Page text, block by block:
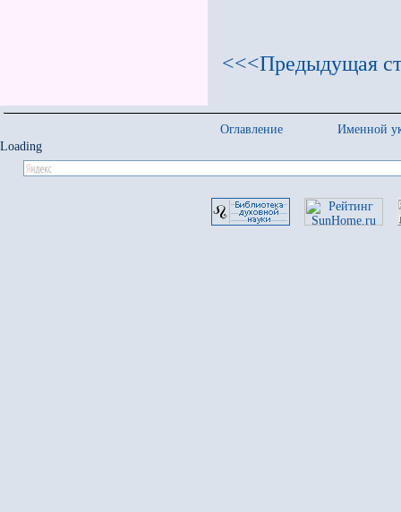
<<<Предыдущая
Оглавление
Именной
Loading